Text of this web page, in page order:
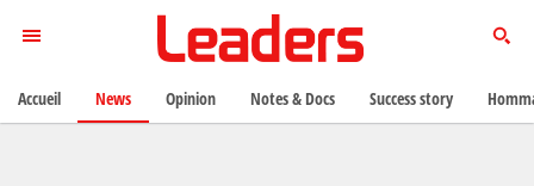
Accueil News Opinion Notes & Docs Success story